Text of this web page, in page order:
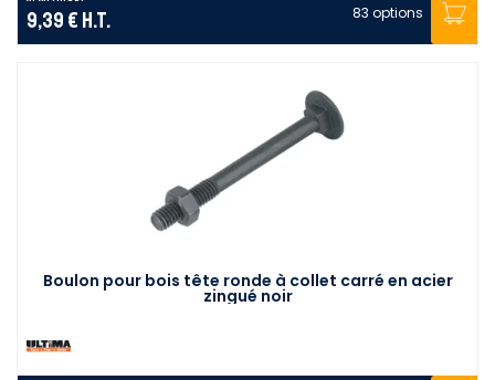
9,39 € H.T. 83 options
Boulon pour bois tête ronde à collet carré en acier
zingué noir